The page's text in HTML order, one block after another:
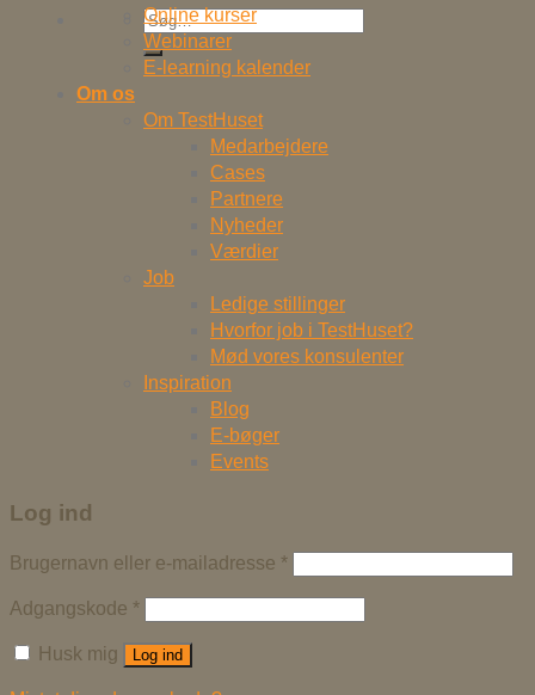
Søg
efter:
Online kurser
Webinarer
E-learning kalender
Om os
Om TestHuset
Medarbejdere
Cases
Partnere
Nyheder
Værdier
Job
Ledige stillinger
Hvorfor job i TestHuset?
Mød vores konsulenter
Inspiration
Blog
E-bøger
Events
Log ind
Brugernavn eller e-mailadresse *
Adgangskode *
Husk mig Log ind